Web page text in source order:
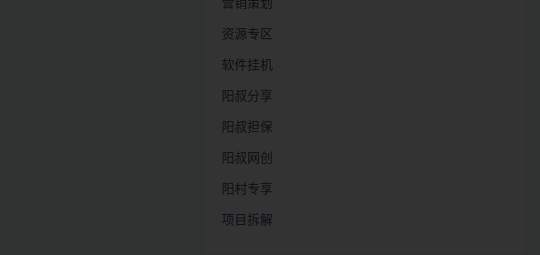
营销策划
资源专区
软件挂机
阳叔分享
阳叔担保
阳叔网创
阳村专享
项目拆解